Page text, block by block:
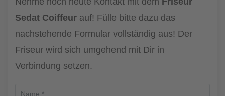
Sedat Coiffeur auf! Fülle bitte dazu das
nachstehende Formular vollständig aus! Der
Friseur wird sich umgehend mit Dir in
Verbindung setzen.